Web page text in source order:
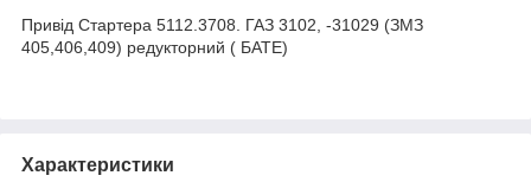
Привід Стартера 5112.3708. ГАЗ 3102, -31029 (ЗМЗ
405,406,409) редукторний ( БАТЕ)
Характеристики